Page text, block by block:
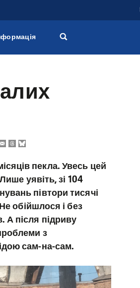
пекла. Увесь цей
уявіть, зі 104
півтори тисячі
обійшлося і без
А після підриву
з
сам-на-сам.